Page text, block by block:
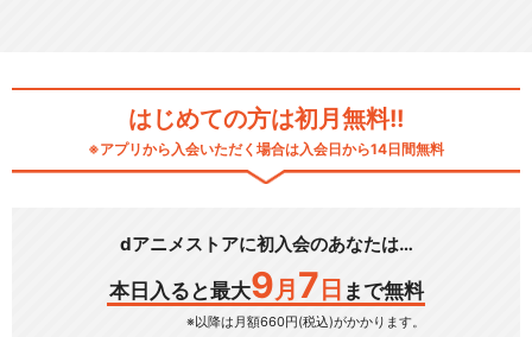
はじめての方は初月無料!!
※アプリから入会いただく場合は入会日から14日間無料
dアニメストアに初入会のあなたは…
本日入ると最大9 月 7 日 まで無料
※以降は月額660円(税込)がかかります。